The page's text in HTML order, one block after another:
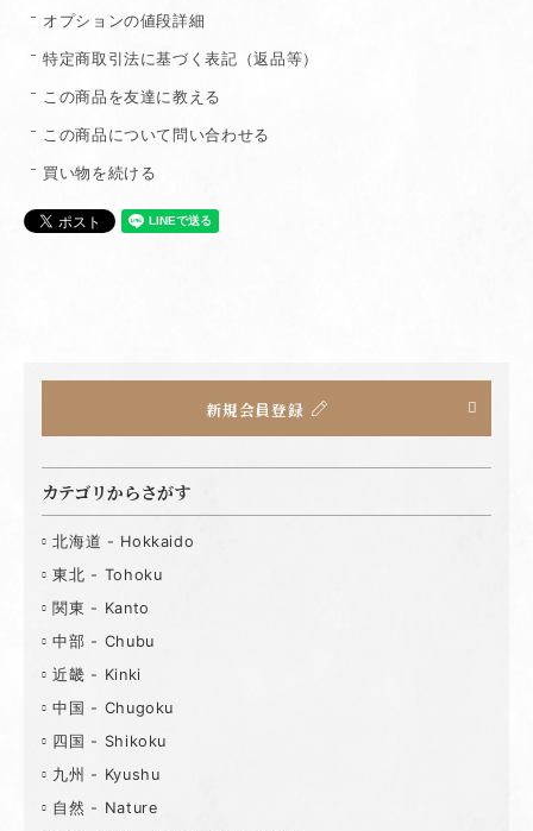
オプションの値段詳細
特定商取引法に基づく表記（返品等）
この商品を友達に教える
この商品について問い合わせる
買い物を続ける
新規会員登録
カテゴリからさがす
北海道 - Hokkaido
東北 - Tohoku
関東 - Kanto
中部 - Chubu
近畿 - Kinki
中国 - Chugoku
四国 - Shikoku
九州 - Kyushu
自然 - Nature